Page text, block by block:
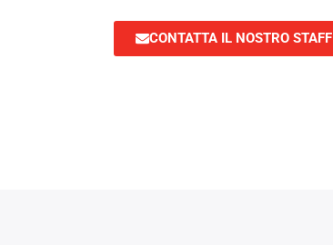
CONTATTA IL NOSTRO STAFF